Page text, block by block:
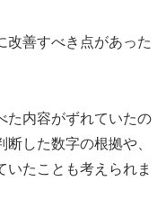
改善すべき点があった
た内容がずれていたの
した数字の根拠や、
いたことも考えられま